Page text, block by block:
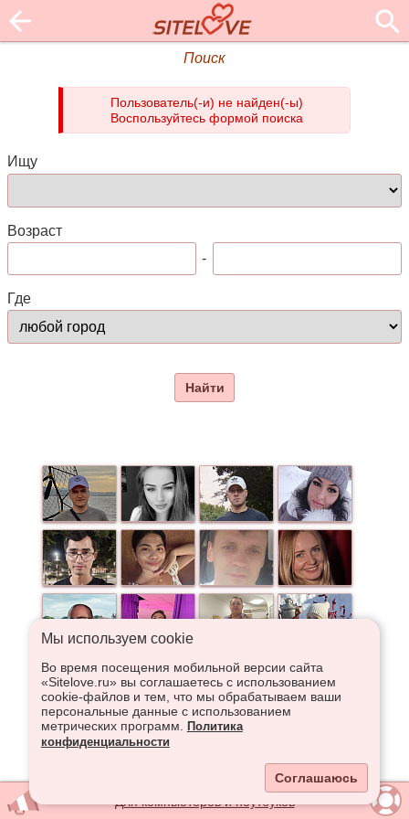
Поиск
Пользователь(-и) не найден(-ы)
Воспользуйтесь формой поиска
Ищу
Возраст
-
Где
Найти
Мы используем сookie
Во время посещения мобильной версии сайта
«Sitelove.ru» вы соглашаетесь с использованием
cookie-файлов и тем, что мы обрабатываем ваши
персональные данные с использованием
метрических программ.
Политика
конфиденциальности
Соглашаюсь
Для компьютеров и ноутбуков